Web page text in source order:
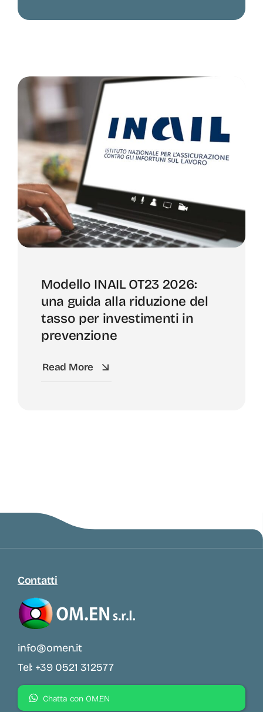
Modello INAIL OT23 2026:
una guida alla riduzione del
tasso per investimenti in
prevenzione
Read More
Contatti
info@omen.it
Tel: +39 0521 312577
Chatta con OM.EN